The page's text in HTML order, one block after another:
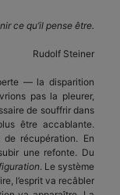
ce qu’il pense être.
Rudolf Steiner
— la disparition
pas la pleurer,
de souffrir dans
être accablante.
récupération. En
une refonte. Du
. Le système
l’esprit va recâbler